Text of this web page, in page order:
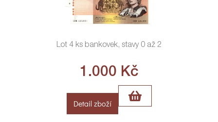
Lot 4 ks bankovek, stavy 0 až 2
1.000 Kč
Detail zboží